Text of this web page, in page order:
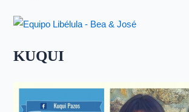
KUQUI